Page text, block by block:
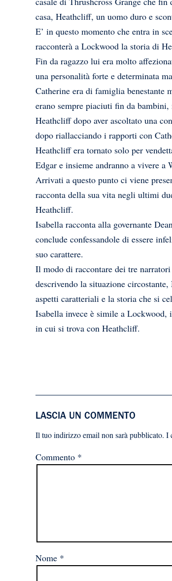
casa, Heathcliff, un uomo duro e
E’ in questo momento che entra in
racconterà a Lockwood la storia di
Fin da ragazzo lui era molto
una personalità forte e determinata
Catherine era di famiglia benestante
erano sempre piaciuti fin da
Heathcliff dopo aver ascoltato una
dopo riallacciando i rapporti con
Heathcliff era tornato solo per
Edgar e insieme andranno a vivere a
Arrivati a questo punto ci viene
racconta della sua vita negli ultimi
Heathcliff.
Isabella racconta alla governante
conclude confessandole di essere
suo carattere.
Il modo di raccontare dei tre
descrivendo la situazione
aspetti caratteriali e la storia che si
Isabella invece è simile a Lockwood,
in cui si trova con Heathcliff.
LASCIA UN COMMENTO
Il tuo indirizzo email non sarà pubblicato. I
Commento *
Nome *